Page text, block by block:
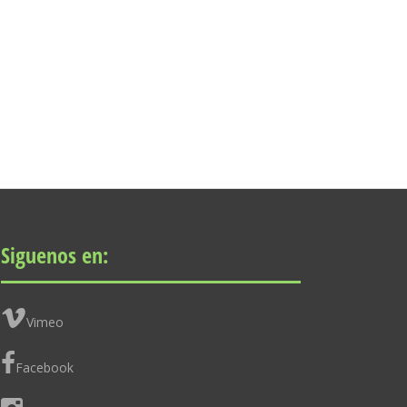
Siguenos en:
Vimeo
Facebook